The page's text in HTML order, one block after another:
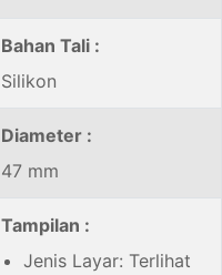
Bahan Tali :
Silikon
Diameter :
47 mm
Tampilan :
Jenis Layar: Terlihat